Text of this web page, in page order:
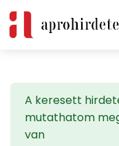
A keresett
mutathatom
van